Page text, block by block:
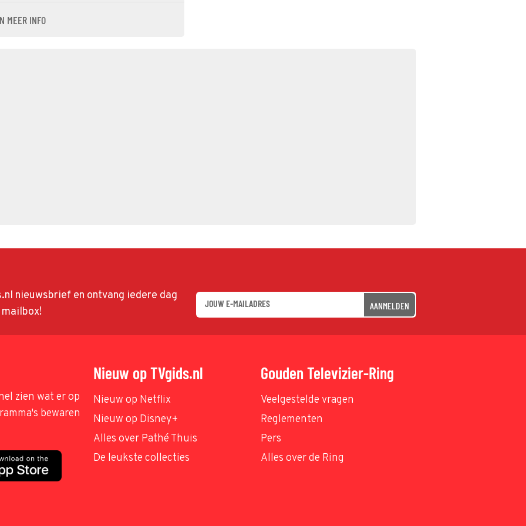
MEER INFO
nieuwsbrief en ontvang iedere dag
AANMELDEN
zien wat er op
bewaren
Nieuw op TVgids.nl
Nieuw op Netflix
Nieuw op Disney+
Alles over Pathé Thuis
De leukste collecties
Gouden Televizier-Ring
Veelgestelde vragen
Reglementen
Pers
Alles over de Ring